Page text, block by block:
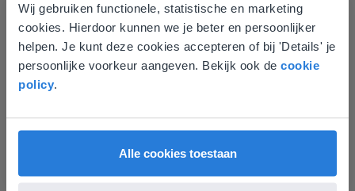
Wij gebruiken functionele, statistische en marketing
cookies. Hierdoor kunnen we je beter en persoonlijker
helpen. Je kunt deze cookies accepteren of bij 'Details' je
persoonlijke voorkeur aangeven. Bekijk ook de cookie
policy.
Alle cookies toestaan
Les 11
Deze website komt niet
overeen met je locatie
Gezien je locatie, denken we dat je misschien
liever naar de website voor English gaat. Hier
English
Nederland